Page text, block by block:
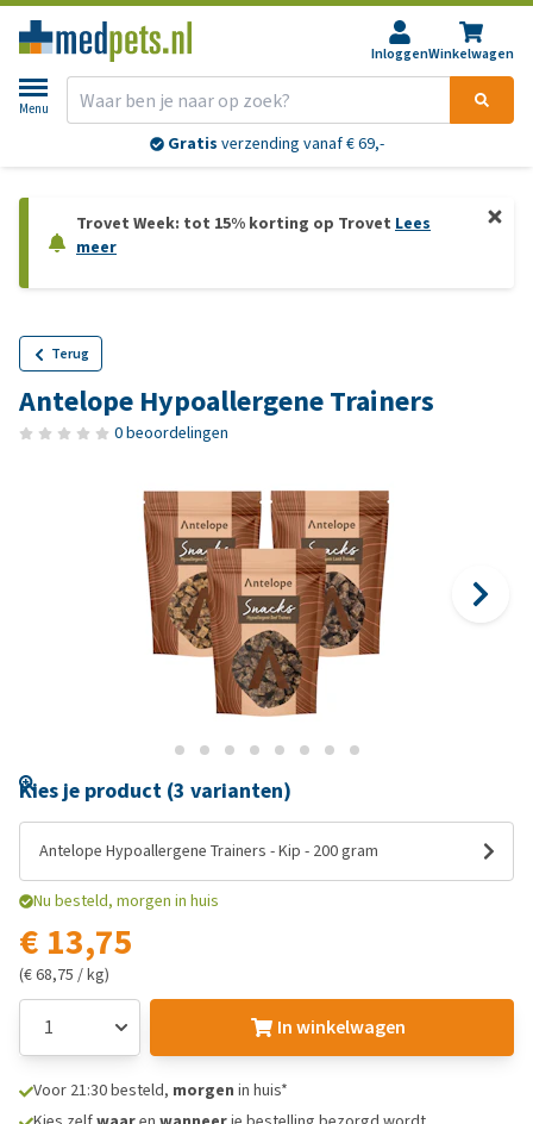
InloggenWinkelwagen
Menu
Gratis verzending vanaf € 69,-
Trovet Week: tot 15% korting op Trovet Lees
meer
Terug
Antelope Hypoallergene Trainers
0 beoordelingen
Kies je product (3 varianten)
Antelope Hypoallergene Trainers - Kip - 200 gram
Nu besteld, morgen in huis
€ 13,75
(€ 68,75 / kg)
In winkelwagen
Voor 21:30 besteld, morgen in huis*